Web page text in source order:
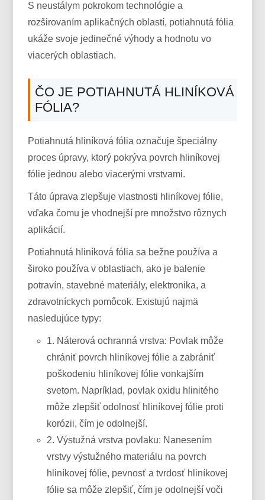
S neustálym pokrokom technológie a
rozširovaním aplikačných oblastí, potiahnutá fólia
ukáže svoje jedinečné výhody a hodnotu vo
viacerých oblastiach.
ČO JE POTIAHNUTÁ HLINÍKOVÁ
FÓLIA?
Potiahnutá hliníková fólia označuje špeciálny
proces úpravy, ktorý pokrýva povrch hliníkovej
fólie jednou alebo viacerými vrstvami.
Táto úprava zlepšuje vlastnosti hliníkovej fólie,
vďaka čomu je vhodnejší pre množstvo rôznych
aplikácií.
Potiahnutá hliníková fólia sa bežne používa a
široko používa v oblastiach, ako je balenie
potravín, stavebné materiály, elektronika, a
zdravotníckych pomôcok. Existujú najmä
nasledujúce typy:
1. Náterová ochranná vrstva: Povlak môže
chrániť povrch hliníkovej fólie a zabrániť
poškodeniu hliníkovej fólie vonkajším
svetom. Napríklad, povlak oxidu hlinitého
môže zlepšiť odolnosť hliníkovej fólie proti
korózii, čím je odolnejší.
2. Výstužná vrstva povlaku: Nanesením
vrstvy výstužného materiálu na povrch
hliníkovej fólie, pevnosť a tvrdosť hliníkovej
fólie sa môže zlepšiť, čím je odolnejší voči